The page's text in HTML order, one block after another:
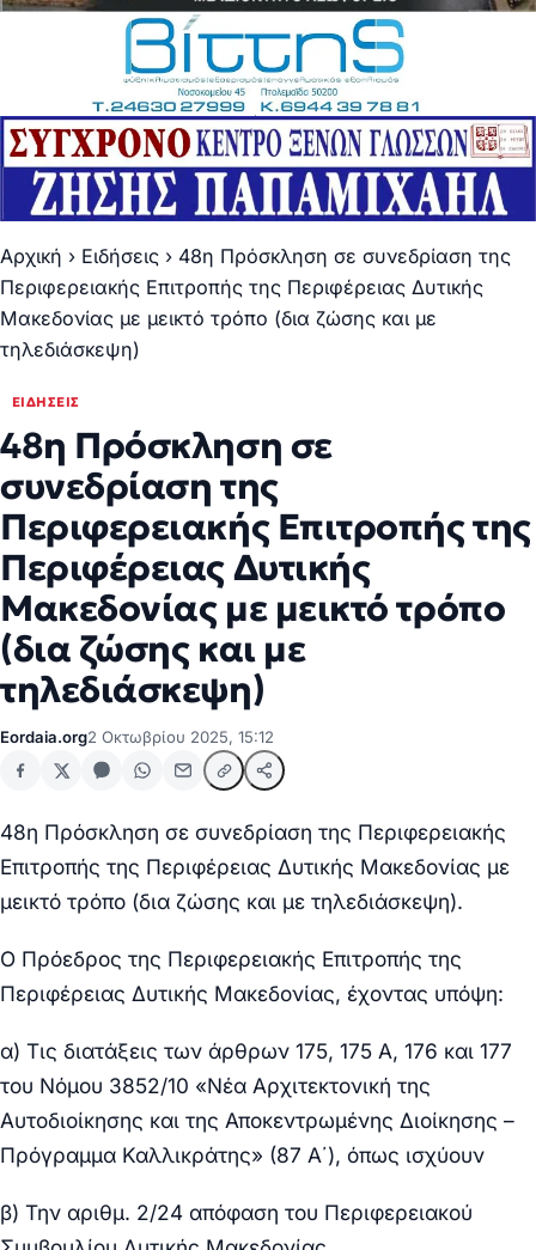
Αρχική › Ειδήσεις › 48η Πρόσκληση σε συνεδρίαση της
Περιφερειακής Επιτροπής της Περιφέρειας Δυτικής
Μακεδονίας με μεικτό τρόπο (δια ζώσης και με
τηλεδιάσκεψη)
ΕΙΔΉΣΕΙΣ
48η Πρόσκληση σε
συνεδρίαση της
Περιφερειακής Επιτροπής της
Περιφέρειας Δυτικής
Μακεδονίας με μεικτό τρόπο
(δια ζώσης και με
τηλεδιάσκεψη)
Eordaia.org2 Οκτωβρίου 2025, 15:12
48η Πρόσκληση σε συνεδρίαση της Περιφερειακής
Επιτροπής της Περιφέρειας Δυτικής Μακεδονίας με
μεικτό τρόπο (δια ζώσης και με τηλεδιάσκεψη).
Ο Πρόεδρος της Περιφερειακής Επιτροπής της
Περιφέρειας Δυτικής Μακεδονίας, έχοντας υπόψη:
α) Τις διατάξεις των άρθρων 175, 175 Α, 176 και 177
του Νόμου 3852/10 «Νέα Αρχιτεκτονική της
Αυτοδιοίκησης και της Αποκεντρωμένης Διοίκησης –
Πρόγραμμα Καλλικράτης» (87 Α΄), όπως ισχύουν
β) Την αριθμ. 2/24 απόφαση του Περιφερειακού